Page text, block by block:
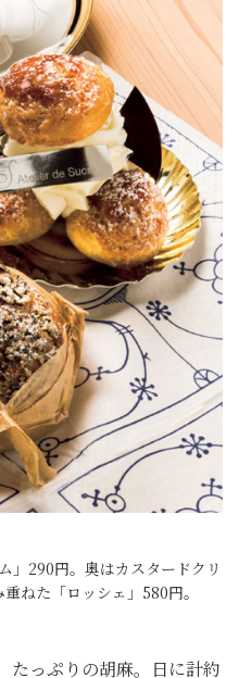
」290円。奥はカスタードクリ
ねた「ロッシェ」580円。
たっぷりの胡麻。日に計約